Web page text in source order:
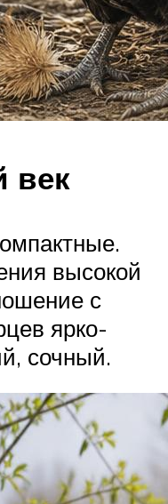
век
высокой
с
ярко-
сочный.